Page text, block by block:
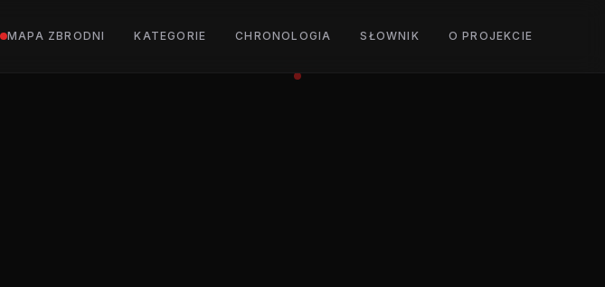
MAPA ZBRODNI KATEGORIE CHRONOLOGIA SŁOWNIK O PROJEKCIE